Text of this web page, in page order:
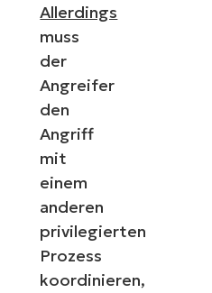
Allerdings
muss
der
Angreifer
den
Angriff
mit
einem
anderen
privilegierten
Prozess
koordinieren,